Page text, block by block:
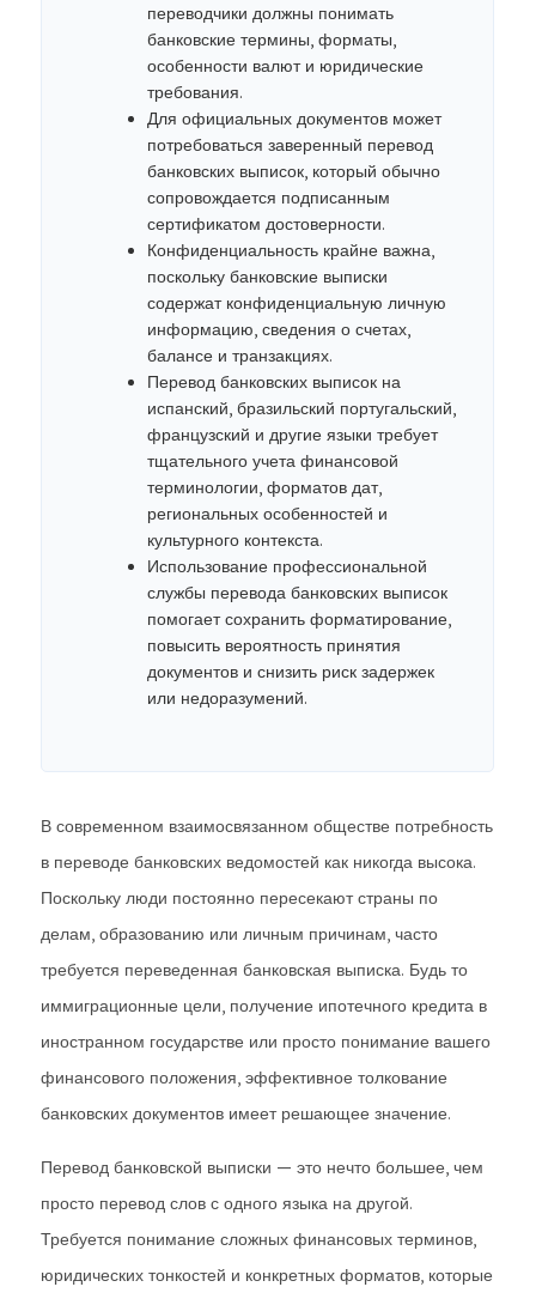
переводчики должны понимать
банковские термины, форматы,
особенности валют и юридические
требования.
Для официальных документов может
потребоваться заверенный перевод
банковских выписок, который обычно
сопровождается подписанным
сертификатом достоверности.
Конфиденциальность крайне важна,
поскольку банковские выписки
содержат конфиденциальную личную
информацию, сведения о счетах,
балансе и транзакциях.
Перевод банковских выписок на
испанский, бразильский португальский,
французский и другие языки требует
тщательного учета финансовой
терминологии, форматов дат,
региональных особенностей и
культурного контекста.
Использование профессиональной
службы перевода банковских выписок
помогает сохранить форматирование,
повысить вероятность принятия
документов и снизить риск задержек
или недоразумений.
В современном взаимосвязанном обществе потребность
в переводе банковских ведомостей как никогда высока.
Поскольку люди постоянно пересекают страны по
делам, образованию или личным причинам, часто
требуется переведенная банковская выписка. Будь то
иммиграционные цели, получение ипотечного кредита в
иностранном государстве или просто понимание вашего
финансового положения, эффективное толкование
банковских документов имеет решающее значение.
Перевод банковской выписки — это нечто большее, чем
просто перевод слов с одного языка на другой.
Требуется понимание сложных финансовых терминов,
юридических тонкостей и конкретных форматов, которые